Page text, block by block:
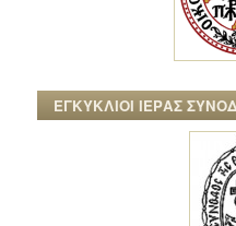
ΕΓΚΥΚΛΙΟΙ ΙΕΡΑΣ